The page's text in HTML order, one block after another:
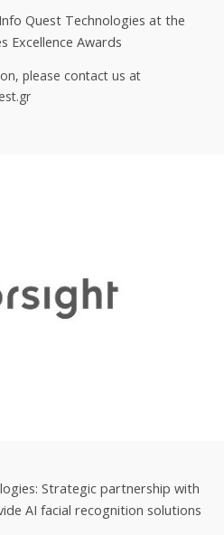
Quest Technologies at the
Excellence Awards
please contact us at
Strategic partnership with
AI facial recognition solutions